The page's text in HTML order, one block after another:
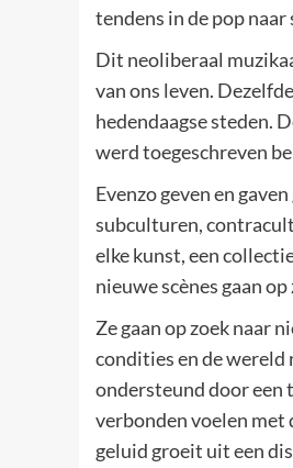
tendens in de pop
Dit neoliberaal
van ons leven.
hedendaagse steden.
werd toegeschreven
Evenzo geven en
subculturen,
elke kunst, een
nieuwe scènes gaan
Ze gaan op zoek naar
condities en de wereld
ondersteund door een
verbonden voelen met
geluid groeit uit een